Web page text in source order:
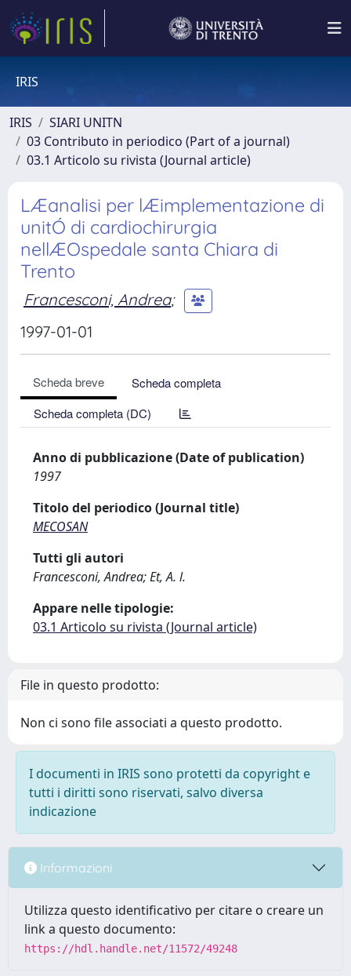
IRIS
IRIS
SIARI UNITN
03 Contributo in periodico (Part of a journal)
03.1 Articolo su rivista (Journal article)
LÆanalisi per lÆimplementazione di
unitÓ di cardiochirurgia
nellÆOspedale santa Chiara di
Trento
Francesconi, Andrea;
1997-01-01
Scheda breve
Scheda completa
Scheda completa (DC)
Anno di pubblicazione (Date of publication)
1997
Titolo del periodico (Journal title)
MECOSAN
Tutti gli autori
Francesconi, Andrea; Et, A. l.
Appare nelle tipologie:
03.1 Articolo su rivista (Journal article)
File in questo prodotto:
Non ci sono file associati a questo prodotto.
I documenti in IRIS sono protetti da copyright e
tutti i diritti sono riservati, salvo diversa
indicazione
Informazioni
Utilizza questo identificativo per citare o creare un
link a questo documento:
https://hdl.handle.net/11572/49248